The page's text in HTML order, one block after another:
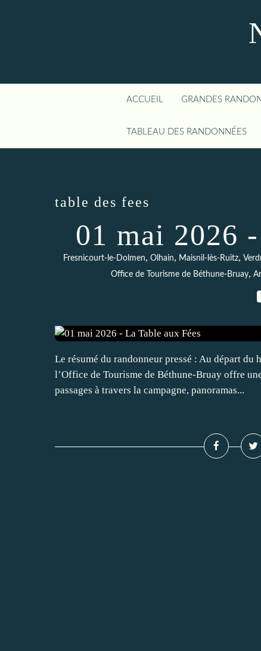
ACCUEIL GRANDES
TABLEAU DES RANDONNÉES
table des fees
01 mai 2026
Fresnicourt-le-Dolmen, Olhain, Maisnil-lès-Ruitz,
Office de Tourisme de Béthune-Bruay,
Le résumé du randonneur pressé : Au départ du
l’Office de Tourisme de Béthune-Bruay offre
passages à travers la campagne, panoramas...